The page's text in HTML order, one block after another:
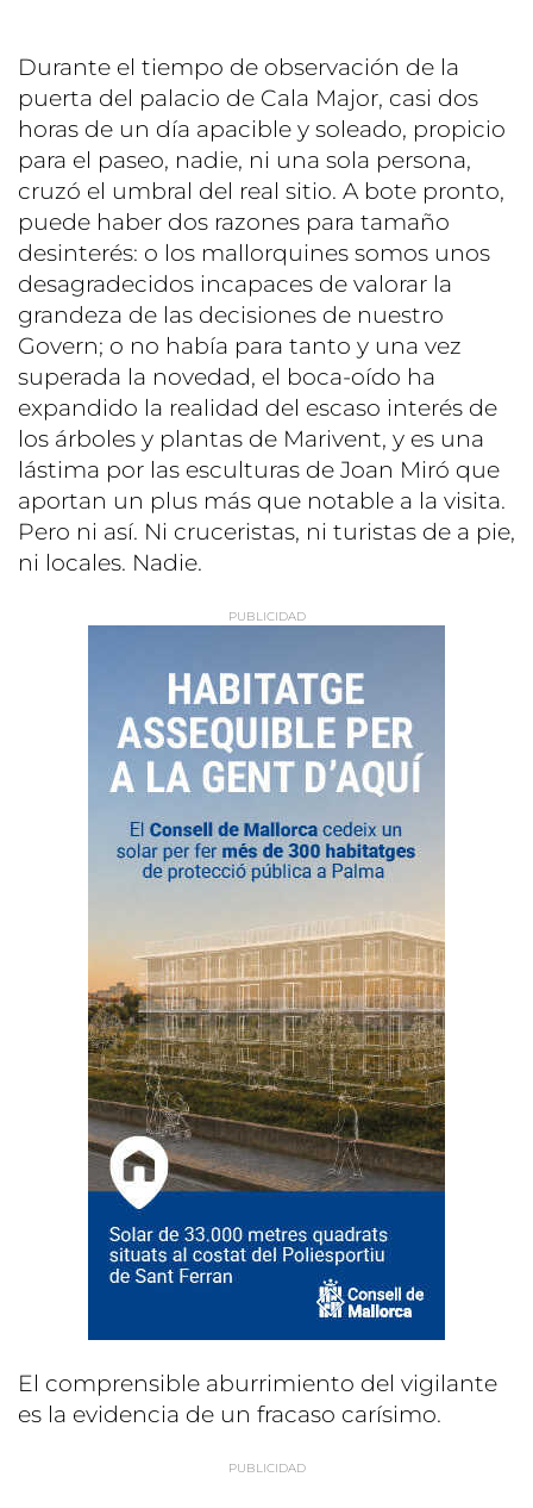
Durante el tiempo de observación de la
puerta del palacio de Cala Major, casi dos
horas de un día apacible y soleado, propicio
para el paseo, nadie, ni una sola persona,
cruzó el umbral del real sitio. A bote pronto,
puede haber dos razones para tamaño
desinterés: o los mallorquines somos unos
desagradecidos incapaces de valorar la
grandeza de las decisiones de nuestro
Govern; o no había para tanto y una vez
superada la novedad, el boca-oído ha
expandido la realidad del escaso interés de
los árboles y plantas de Marivent, y es una
lástima por las esculturas de Joan Miró que
aportan un plus más que notable a la visita.
Pero ni así. Ni cruceristas, ni turistas de a pie,
ni locales. Nadie.
El comprensible aburrimiento del vigilante
es la evidencia de un fracaso carísimo.